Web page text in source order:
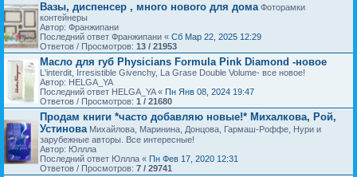
Вазы, диспенсер , много нового для дома Фоторамки
контейнеры
Автор: Франжипани
Последний ответ Франжипани « Сб Мар 22, 2025 12:29
Ответов / Просмотров: 13 / 21953
Масло для губ Physicians Formula Pink Diamond -новое
L'interdit, Irresistible Givenchy, La Grase Double Volume- все новое!
Автор: HELGA_YA
Последний ответ HELGA_YA « Пн Янв 08, 2024 19:47
Ответов / Просмотров: 1 / 21680
Продам книги *часто добавляю новые!* Михалкова, Рой,
Устинова Михайлова, Маринина, Донцова, Гармаш-Роффе, Нури и
зарубежные авторы. Все интересные!
Автор: Юллла
Последний ответ Юллла « Пн Фев 17, 2020 12:31
Ответов / Просмотров: 7 / 29741